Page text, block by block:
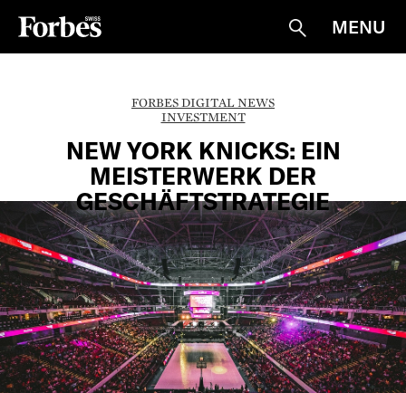
Suche
MENU
FORBES DIGITAL NEWS
INVESTMENT
NEW YORK KNICKS: EIN
MEISTERWERK DER
GESCHÄFTSTRATEGIE